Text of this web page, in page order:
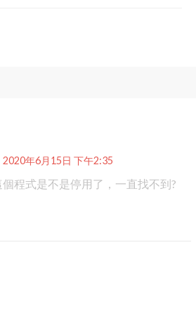
2020年6月15日 下午2:35
程式是不是停用了，一直找不到?